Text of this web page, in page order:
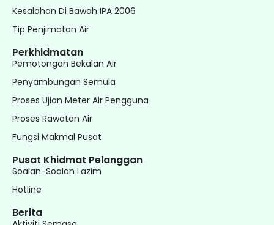
Kesalahan Di Bawah IPA 2006
Tip Penjimatan Air
Perkhidmatan
Pemotongan Bekalan Air
Penyambungan Semula
Proses Ujian Meter Air Pengguna
Proses Rawatan Air
Fungsi Makmal Pusat
Pusat Khidmat Pelanggan
Soalan-Soalan Lazim
Hotline
Berita